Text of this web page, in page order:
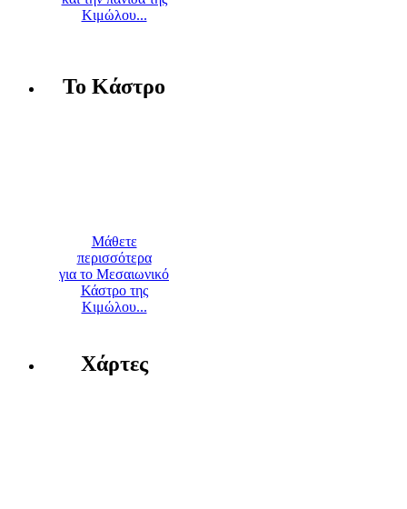
Κιμώλου...
Το Κάστρο
Μάθετε
περισσότερα
για το Μεσαιωνικό
Κάστρο της
Κιμώλου...
Χάρτες